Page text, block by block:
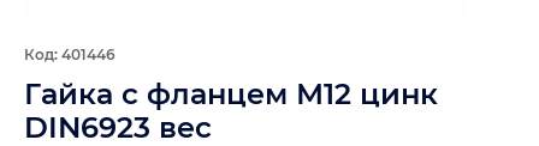
Код: 401446
Гайка с фланцем М12 цинк
DIN6923 вес